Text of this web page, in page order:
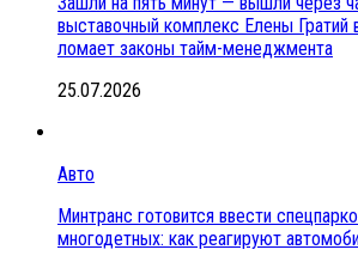
выставочный комплекс Елены Гратий
ломает законы тайм-менеджмента
25.07.2026
Авто
Минтранс готовится ввести
многодетных: как реагируют